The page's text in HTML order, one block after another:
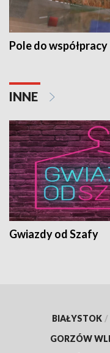
Pole do współpracy
INNE
Gwiazdy od Szafy
BIAŁYSTOK /
GORZÓW